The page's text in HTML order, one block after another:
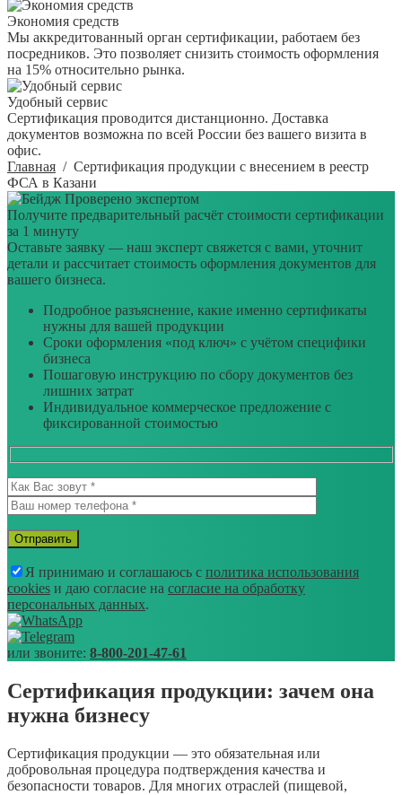
Экономия средств
Мы аккредитованный орган сертификации, работаем без
посредников. Это позволяет снизить стоимость оформления
на 15% относительно рынка.
Удобный сервис
Сертификация проводится дистанционно. Доставка
документов возможна по всей России без вашего визита в
офис.
Главная / Сертификация продукции с внесением в реестр
ФСА в Казани
Проверено экспертом
Получите предварительный расчёт стоимости сертификации
за 1 минуту
Оставьте заявку — наш эксперт свяжется с вами, уточнит
детали и рассчитает стоимость оформления документов для
вашего бизнеса.
Подробное разъяснение, какие именно сертификаты
нужны для вашей продукции
Сроки оформления «под ключ» с учётом специфики
бизнеса
Пошаговую инструкцию по сбору документов без
лишних затрат
Индивидуальное коммерческое предложение с
фиксированной стоимостью
Я принимаю и соглашаюсь с политика использования
cookies и даю согласие на согласие на обработку
персональных данных.
или звоните: 8-800-201-47-61
Сертификация продукции: зачем она
нужна бизнесу
Сертификация продукции — это обязательная или
добровольная процедура подтверждения качества и
безопасности товаров. Для многих отраслей (пищевой,